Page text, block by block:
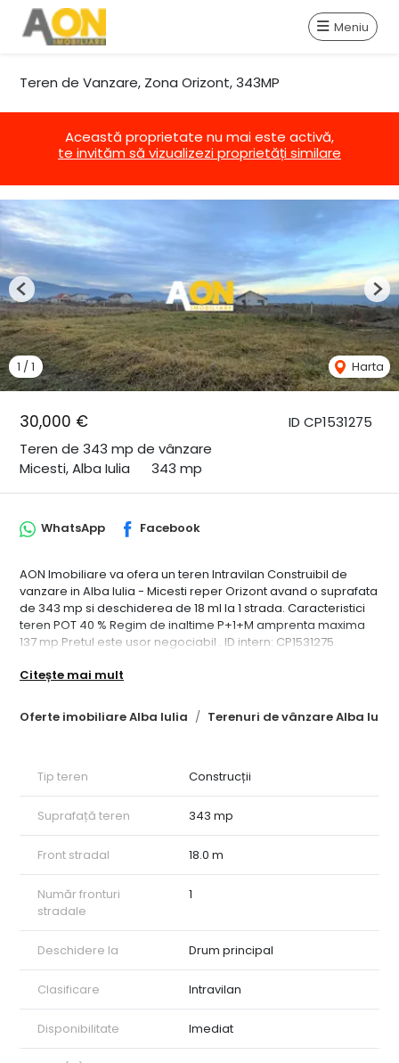
Meniu
Teren de Vanzare, Zona Orizont, 343MP
Această proprietate nu mai este activă,
te invităm să vizualizezi proprietăți similare
ID CP1531275
30,000 €
Teren de 343 mp de vânzare
Micesti, Alba Iulia
343 mp
1 / 1 Harta
Previous
Oferte imobiliare Alba Iulia Terenuri de vânzare Alba Iulia
WhatsApp Facebook
AON Imobiliare va ofera un teren Intravilan Construibil de
vanzare in Alba Iulia - Micesti reper Orizont avand o suprafata
de 343 mp si deschiderea de 18 ml la 1 strada. Caracteristici
teren POT 40 % Regim de inaltime P+1+M amprenta maxima
137 mp.Pretul este usor negociabil . ID intern: CP1531275
Citește mai mult
Tip teren Construcții
Suprafață teren 343 mp
Front stradal 18.0 m
Număr fronturi
stradale
1
Deschidere la Drum principal
Clasificare Intravilan
Disponibilitate Imediat